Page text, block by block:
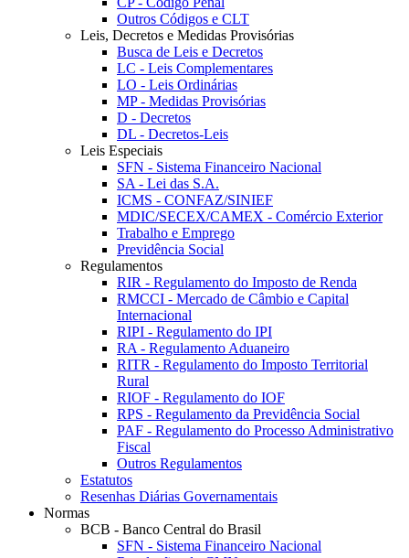
Outros Códigos e CLT
Leis, Decretos e Medidas Provisórias
Busca de Leis e Decretos
LC - Leis Complementares
LO - Leis Ordinárias
MP - Medidas Provisórias
D - Decretos
DL - Decretos-Leis
Leis Especiais
SFN - Sistema Financeiro Nacional
SA - Lei das S.A.
ICMS - CONFAZ/SINIEF
MDIC/SECEX/CAMEX - Comércio Exterior
Trabalho e Emprego
Previdência Social
Regulamentos
RIR - Regulamento do Imposto de Renda
RMCCI - Mercado de Câmbio e Capital
Internacional
RIPI - Regulamento do IPI
RA - Regulamento Aduaneiro
RITR - Regulamento do Imposto Territorial
Rural
RIOF - Regulamento do IOF
RPS - Regulamento da Previdência Social
PAF - Regulamento do Processo Administrativo
Fiscal
Outros Regulamentos
Estatutos
Resenhas Diárias Governamentais
Normas
BCB - Banco Central do Brasil
SFN - Sistema Financeiro Nacional